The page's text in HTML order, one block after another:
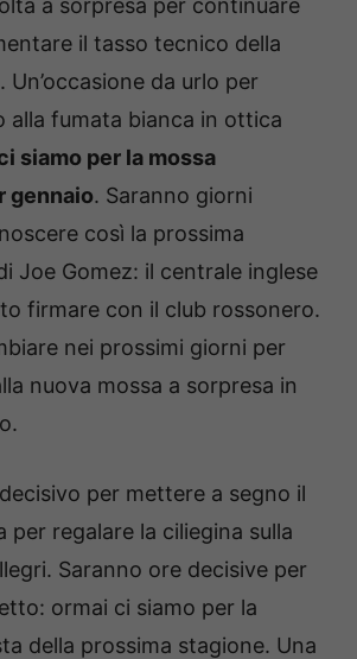
a sorpresa per continuare
il tasso tecnico della
Un’occasione da urlo per
alla fumata bianca in ottica
siamo per la mossa
gennaio. Saranno giorni
così la prossima
Joe Gomez: il centrale inglese
firmare con il club rossonero.
nei prossimi giorni per
nuova mossa a sorpresa in
per mettere a segno il
per regalare la ciliegina sulla
Saranno ore decisive per
ormai ci siamo per la
della prossima stagione. Una